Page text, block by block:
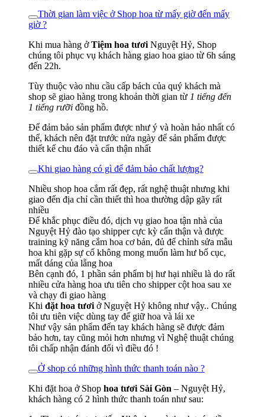
Thời gian làm việc ở Shop hoa từ mấy giờ đến mấy
giờ ?
Khi mua hàng ởTiệm hoa tươi Nguyệt Hỷ, Shop
chúng tôi phục vụ khách hàng giao hoa giao từ 6h sáng
đến 22h.
Tùy thuộc vào nhu cầu cấp bách của quý khách mà
shop sẽ giao hàng trong khoản thời gian từ 1 tiếng đến
1 tiếng rưỡi đồng hồ.
Để đảm bảo sản phẩm được như ý và hoàn hảo nhất có
thể, khách nên đặt trước nửa ngày để sản phẩm được
thiết kế chu đáo và cẩn thận nhất
Khi giao hàng có gì để đảm bảo chất lượng?
Nhiều shop hoa cắm rất đẹp, rất nghệ thuật nhưng khi
giao đến địa chỉ cần thiết thì hoa thường dập gãy rất
nhiều
Để khắc phục điều đó, dịch vụ giao hoa tận nhà của
Nguyệt Hỷ đào tạo shipper cực kỳ cẩn thận và được
training kỹ năng cắm hoa cơ bản, đủ để chỉnh sửa mẫu
hoa khi gặp sự cố không mong muốn làm hư bố cục,
mất dáng của lẵng hoa
Bên cạnh đó, 1 phần sản phẩm bị hư hại nhiều là do rất
nhiều cửa hàng hoa ưu tiên cho shipper cột hoa sau xe
và chạy đi giao hàng
Khi đặt hoa tươi ở Nguyệt Hỷ không như vậy.. Chúng
tôi ưu tiên việc dùng tay để giữ hoa và lái xe
Như vậy sản phẩm đến tay khách hàng sẽ được đảm
bảo hơn, tay cũng mỏi hơn nhưng vì Nghệ thuật chúng
tôi chấp nhận đánh đổi vì điều đó !
Ở shop có những hình thức thanh toán nào ?
Khi đặt hoa ở Shop hoa tươi Sài Gòn – Nguyệt Hỷ,
khách hàng có 2 hình thức thanh toán như sau: